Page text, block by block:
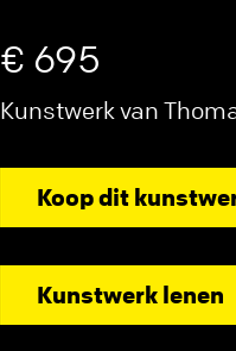
€ 695
Kunstwerk van
Koop dit
Kunstwerk lenen